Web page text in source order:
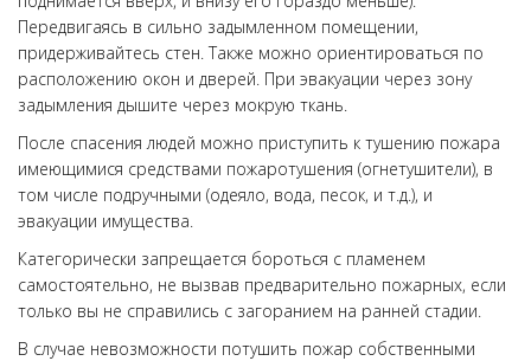
Передвигаясь в сильно задымленном помещении,
придерживайтесь стен. Также можно ориентироваться по
расположению окон и дверей. При эвакуации через зону
задымления дышите через мокрую ткань.
После спасения людей можно приступить к тушению пожара
имеющимися средствами пожаротушения (огнетушители), в
том числе подручными (одеяло, вода, песок, и т.д.), и
эвакуации имущества.
Категорически запрещается бороться с пламенем
самостоятельно, не вызвав предварительно пожарных, если
только вы не справились с загоранием на ранней стадии.
В случае невозможности потушить пожар собственными